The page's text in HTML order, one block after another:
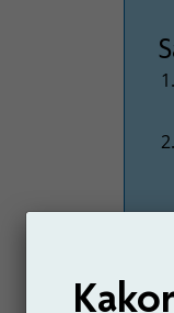
av